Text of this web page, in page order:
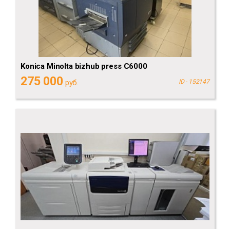
Konica Minolta bizhub press C6000
275 000 руб. ID - 152147